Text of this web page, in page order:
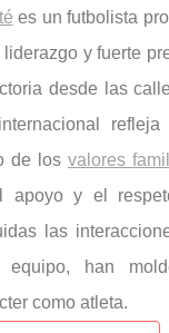
es un futbolista
y fuerte
desde las
de los valores
apoyo y el
las
equipo, han
como atleta.